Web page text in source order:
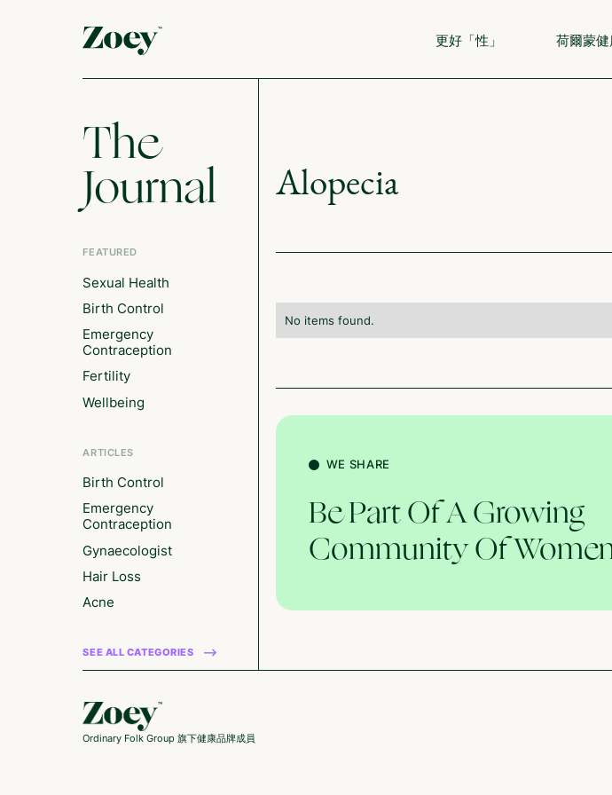
更好「性」 荷爾蒙健
The
Journal
FEATURED
Sexual Health
Birth Control
Emergency
Contraception
Fertility
Wellbeing
ARTICLES
Birth Control
Emergency
Contraception
Gynaecologist
Hair Loss
Acne
SEE ALL CATEGORIES
Alopecia
No items found.
WE SHARE
Be Part Of A Growing
Community Of
Ordinary Folk Group 旗下健康品牌成員